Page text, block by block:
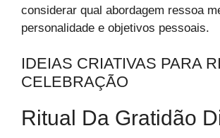
considerar qual abordagem ressoa
personalidade e objetivos pessoais.
IDEIAS CRIATIVAS PARA
CELEBRAÇÃO
Ritual Da Gratidão